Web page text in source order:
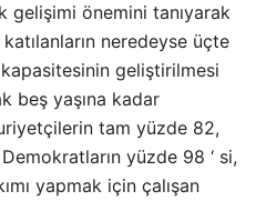
gelişimi önemini tanıyarak
neredeyse üçte
geliştirilmesi
beş yaşına kadar
tam yüzde 82,
yüzde 98 ‘ si,
yapmak için çalışan